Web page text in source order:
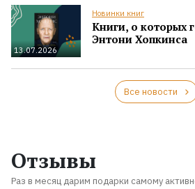
13.07.2026
Новинки книг
Книги, о которых
Энтони Хопкинса
Все новости
Отзывы
Раз в месяц дарим подарки самому